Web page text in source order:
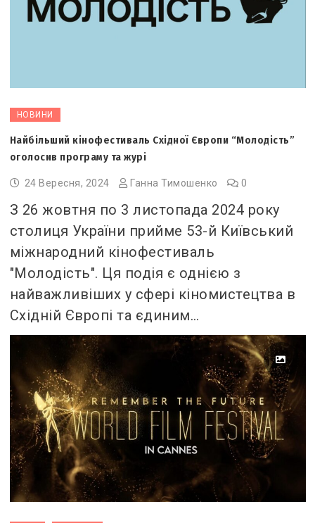
НОВИНИ
Найбільший кінофестиваль Східної Європи “Молодість”
оголосив програму та журі
24 Вересня, 2024 Ганна Тимошенко 0
З 26 жовтня по 3 листопада 2024 року
столиця України прийме 53-й Київський
міжнародний кінофестиваль
"Молодість". Ця подія є однією з
найважливіших у сфері кіномистецтва в
Східній Європі та єдиним…